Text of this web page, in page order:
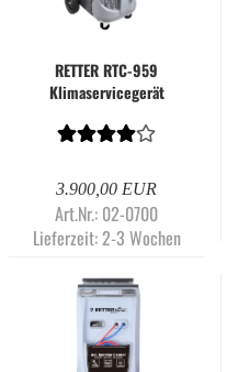
RETTER RTC-959
Klimaservicegerät
Gas für R134a & R1234yf
3.900,00 EUR
Art.Nr.: 02-0700
Lieferzeit:2-3 Wochen